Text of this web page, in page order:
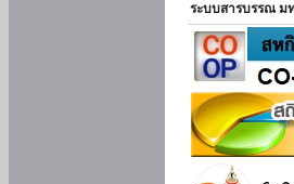
ระบบสารบรรณ ม